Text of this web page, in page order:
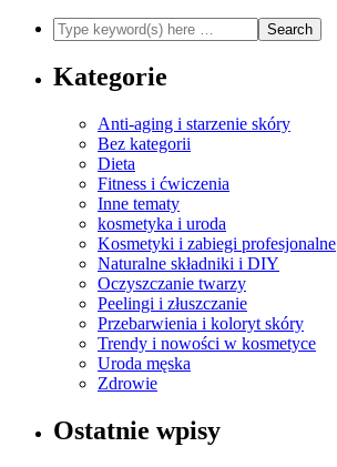
Kategorie
Anti-aging i starzenie skóry
Bez kategorii
Dieta
Fitness i ćwiczenia
Inne tematy
kosmetyka i uroda
Kosmetyki i zabiegi profesjonalne
Naturalne składniki i DIY
Oczyszczanie twarzy
Peelingi i złuszczanie
Przebarwienia i koloryt skóry
Trendy i nowości w kosmetyce
Uroda męska
Zdrowie
Ostatnie wpisy